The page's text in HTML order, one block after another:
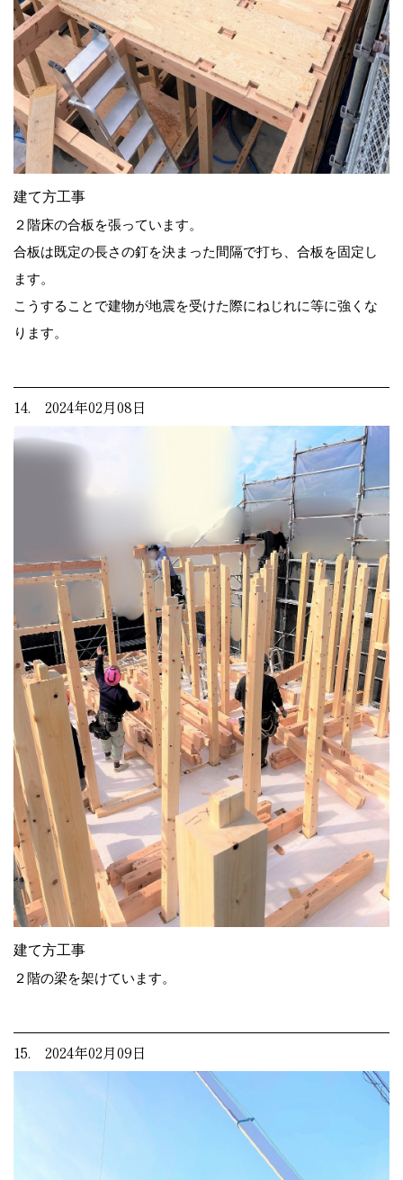
建て方工事
２階床の合板を張っています。
合板は既定の長さの釘を決まった間隔で打ち、合板を固定し
ます。
こうすることで建物が地震を受けた際にねじれに等に強くな
ります。
14. 2024年02月08日
建て方工事
２階の梁を架けています。
15. 2024年02月09日